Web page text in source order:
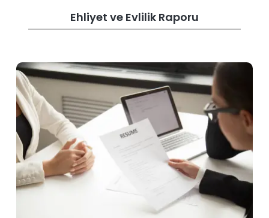
Ehliyet ve Evlilik Raporu